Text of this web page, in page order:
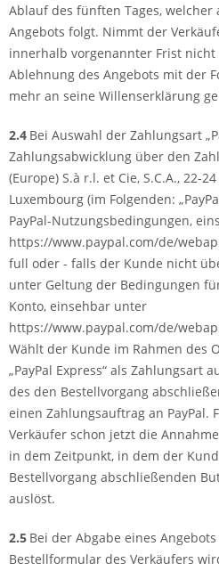
Ablauf des fünften Tages, welcher
Angebots folgt. Nimmt der
innerhalb vorgenannter Frist nicht
Ablehnung des Angebots mit der
mehr an seine Willenserklärung
2.4 Bei Auswahl der Zahlungsart
Zahlungsabwicklung über den
(Europe) S.à r.l. et Cie, S.C.A., 22-
Luxembourg (im Folgenden:
PayPal-Nutzungsbedingungen,
https://www.paypal.com/de/
full oder - falls der Kunde nicht
unter Geltung der Bedingungen
Konto, einsehbar unter
https://www.paypal.com/de/
Wählt der Kunde im Rahmen des
„PayPal Express“ als Zahlungsart
des den Bestellvorgang
einen Zahlungsauftrag an PayPal.
Verkäufer schon jetzt die
in dem Zeitpunkt, in dem der
Bestellvorgang abschließenden
auslöst.
2.5 Bei der Abgabe eines
Bestellformular des Verkäufers